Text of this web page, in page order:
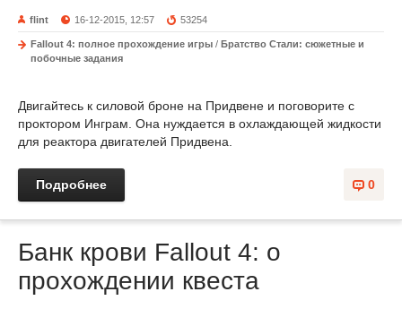
flint 16-12-2015, 12:57 53254
Fallout 4: полное прохождение игры / Братство Стали: сюжетные и
побочные задания
Двигайтесь к силовой броне на Придвене и поговорите с
проктором Инграм. Она нуждается в охлаждающей жидкости
для реактора двигателей Придвена.
0
Подробнее
Банк крови Fallout 4: о
прохождении квеста